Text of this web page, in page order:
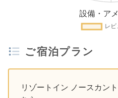
ご宿泊プラン
リゾートイン ノースカン